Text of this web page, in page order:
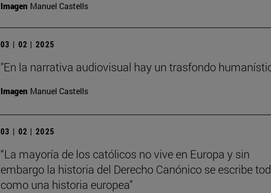
Imagen Manuel Castells
03 | 02 | 2025
"En la narrativa audiovisual hay un trasfondo
Imagen Manuel Castells
03 | 02 | 2025
“La mayoría de los católicos no vive en Europa y sin
embargo la historia del Derecho Canónico se escribe
como una historia europea”